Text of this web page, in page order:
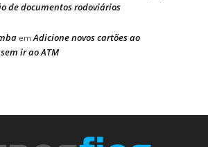
de documentos rodoviários
emAdicione novos cartões ao
ir ao ATM